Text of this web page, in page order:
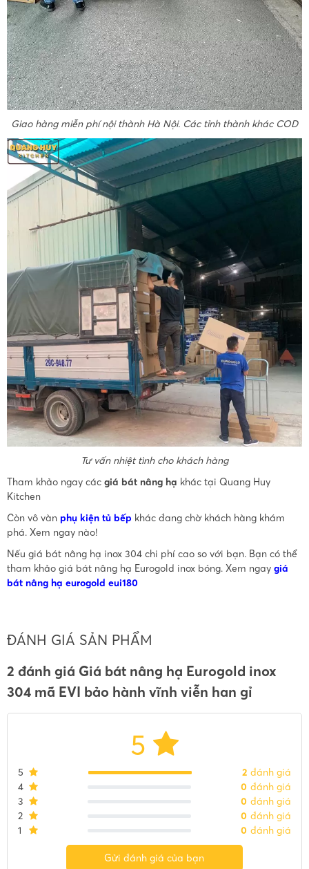
Giao hàng miễn phí nội thành Hà Nội. Các tỉnh thành khác COD
Tư vấn nhiệt tình cho khách hàng
Tham khảo ngay các giá bát nâng hạ khác tại Quang Huy
Kitchen
Còn vô vàn phụ kiện tủ bếp khác đang chờ khách hàng khám
phá. Xem ngay nào!
Nếu giá bát nâng hạ inox 304 chi phí cao so với bạn. Bạn có thể
tham khảo giá bát nâng hạ Eurogold inox bóng. Xem ngay giá
bát nâng hạ eurogold eui180
ĐÁNH GIÁ SẢN PHẨM
2 đánh giá Giá bát nâng hạ Eurogold inox
304 mã EVI bảo hành vĩnh viễn han gỉ
5
5 2 đánh giá
4
0 đánh giá
3
0 đánh giá
2
0 đánh giá
1
0 đánh giá
Gửi đánh giá của bạn